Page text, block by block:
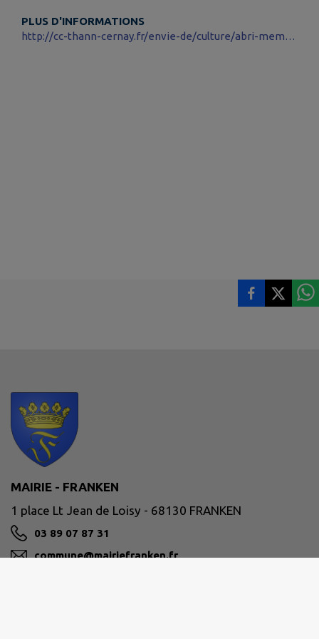
PLUS D'INFORMATIONS
http://cc-thann-cernay.fr/envie-de/culture/abri-memoire/
MAIRIE - FRANKEN
1 place Lt Jean de Loisy - 68130 FRANKEN
03 89 07 87 31
commune@mairiefranken.fr